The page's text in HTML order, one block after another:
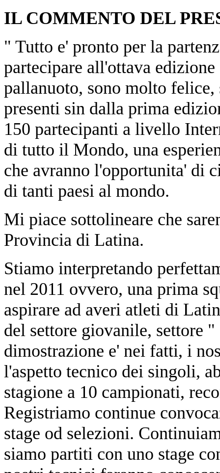
IL COMMENTO DEL
" Tutto e' pronto per la
partecipare all'ottava
pallanuoto, sono molto
presenti sin dalla prima
150 partecipanti a livello
di tutto il Mondo, una
che avranno l'opportunita' di
di tanti paesi al mondo.
Mi piace sottolineare che
Provincia di Latina.
Stiamo interpretando
nel 2011 ovvero, una prima
aspirare ad averi atleti di
del settore giovanile, settore
dimostrazione e' nei fatti, i
l'aspetto tecnico dei singoli,
stagione a 10 campionati,
Registriamo continue
stage od selezioni.
siamo partiti con uno stage